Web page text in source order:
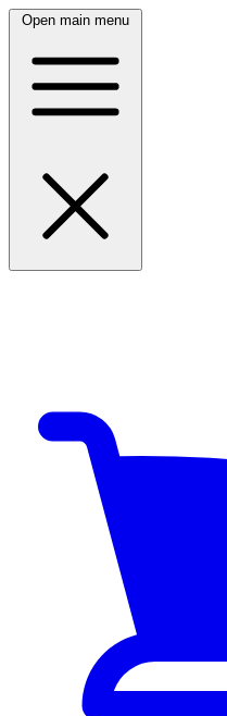
Open main menu